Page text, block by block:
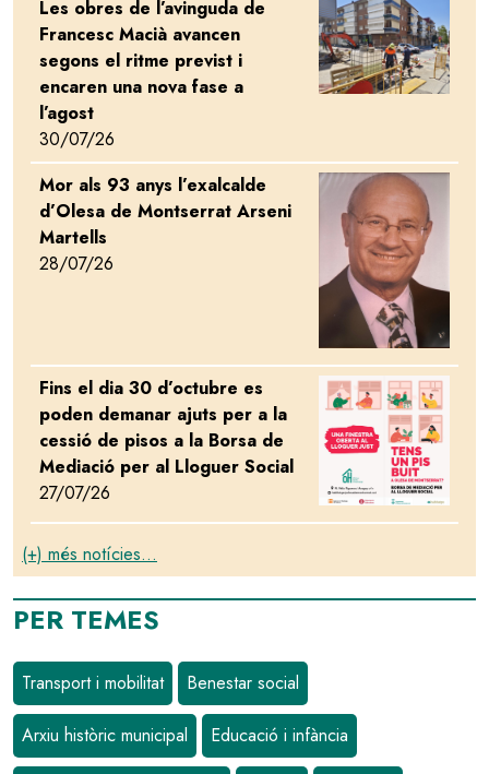
Les obres de l’avinguda de
Francesc Macià avancen
segons el ritme previst i
encaren una nova fase a
l’agost
30/07/26
Image
Mor als 93 anys l’exalcalde
d’Olesa de Montserrat Arseni
Martells
28/07/26
Image
Fins el dia 30 d’octubre es
poden demanar ajuts per a la
cessió de pisos a la Borsa de
Mediació per al Lloguer Social
27/07/26
Image
(+) més notícies...
PER TEMES
Transport i mobilitat Benestar social
Arxiu històric municipal Educació i infància